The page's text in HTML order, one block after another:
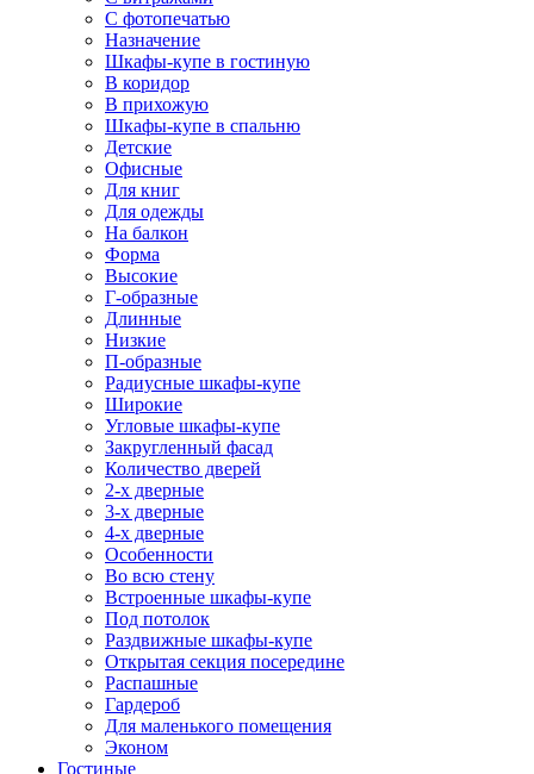
С фотопечатью
Назначение
Шкафы-купе в гостиную
В коридор
В прихожую
Шкафы-купе в спальню
Детские
Офисные
Для книг
Для одежды
На балкон
Форма
Высокие
Г-образные
Длинные
Низкие
П-образные
Радиусные шкафы-купе
Широкие
Угловые шкафы-купе
Закругленный фасад
Количество дверей
2-х дверные
3-х дверные
4-х дверные
Особенности
Во всю стену
Встроенные шкафы-купе
Под потолок
Раздвижные шкафы-купе
Открытая секция посередине
Распашные
Гардероб
Для маленького помещения
Эконом
Гостиные